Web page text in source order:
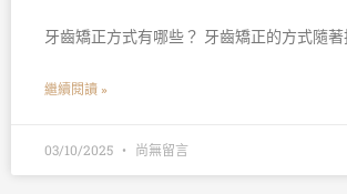
牙齒矯正方式有哪些？ 牙齒矯正的方式隨著
繼續閱讀 »
03/10/2025 尚無留言